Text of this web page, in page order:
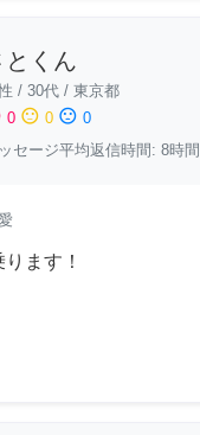
とくん
/ 30代 / 東京都
0 sentiment_neutral 0 sentiment_dissatisfied 0
セージ平均返信時間: 8時
ます！